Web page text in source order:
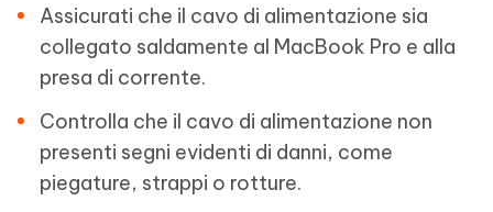
Assicurati che il cavo di alimentazione sia
collegato saldamente al MacBook Pro e alla
presa di corrente.
Controlla che il cavo di alimentazione non
presenti segni evidenti di danni, come
piegature, strappi o rotture.